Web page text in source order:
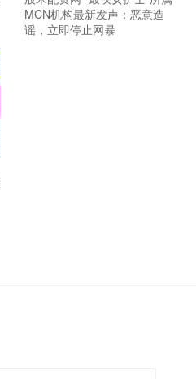
MCN机构最新发声：恶意造
谣，立即停止网暴